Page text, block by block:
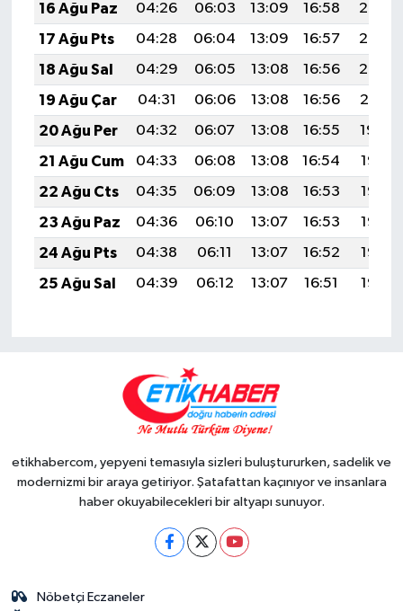
16 Ağu Paz
04:26 06:03 13:09 16:58
20:05
17 Ağu Pts
04:28 06:04 13:09 16:57
20:03
18 Ağu Sal
04:29 06:05 13:08 16:56
20:02
19 Ağu Çar
04:31 06:06 13:08 16:56
20:01
20 Ağu Per
04:32 06:07 13:08 16:55
19:59
21 Ağu Cum
04:33 06:08 13:08 16:54
19:58
22 Ağu Cts
04:35 06:09 13:08 16:53
19:56
23 Ağu Paz
04:36 06:10 13:07 16:53
19:55
24 Ağu Pts
04:38 06:11 13:07 16:52
19:53
25 Ağu Sal
04:39 06:12 13:07 16:51 19:52
etikhabercom, yepyeni temasıyla sizleri buluştururken, sadelik ve
modernizmi bir araya getiriyor. Şatafattan kaçınıyor ve insanlara
haber okuyabilecekleri bir altyapı sunuyor.
Nöbetçi Eczaneler